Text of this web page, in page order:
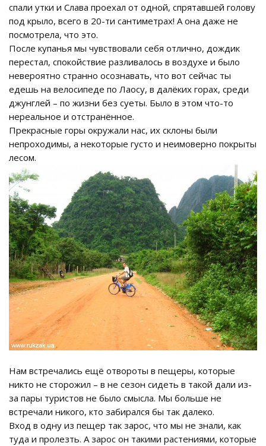
спали утки и Слава проехал от одной, спрятавшей голову
под крыло, всего в 20-ти сантиметрах! А она даже не
посмотрела, что это.
После купанья мы чувствовали себя отлично, дождик
перестал, спокойствие разливалось в воздухе и было
невероятно странно осознавать, что вот сейчас ты
едешь на велосипеде по Лаосу, в далёких горах, среди
джунглей – по жизни без суеты. Было в этом что-то
нереальное и отстранённое.
Прекрасные горы окружали нас, их склоны были
непроходимы, а некоторые густо и неимоверно покрыты
лесом.
Нам встречались ещё отвороты в пещеры, которые
никто не сторожил – в не сезон сидеть в такой дали из-
за пары туристов не было смысла. Мы больше не
встречали никого, кто забирался бы так далеко.
Вход в одну из пещер так зарос, что мы не знали, как
туда и пролезть. А зарос он такими растениями, которые